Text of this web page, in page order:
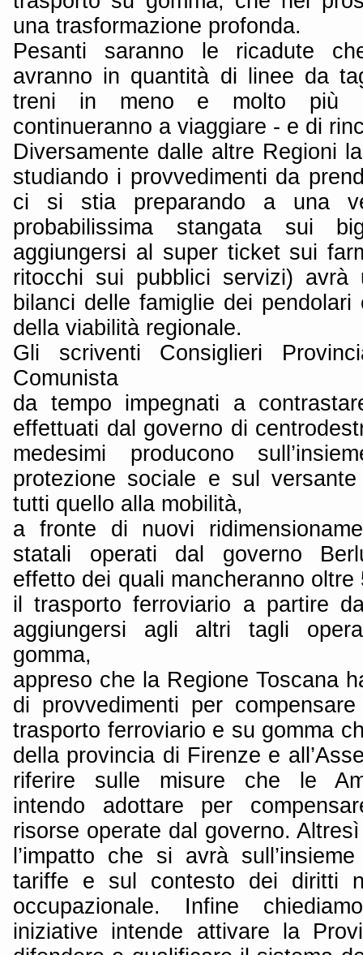
una trasformazione profonda.
Pesanti saranno le ricadute
avranno in quantità di linee da
treni in meno e molto più
continueranno a viaggiare - e di
Diversamente dalle altre Regioni
studiando i provvedimenti da
ci si stia preparando a una
probabilissima stangata sui
aggiungersi al super ticket sui
ritocchi sui pubblici servizi)
bilanci delle famiglie dei
della viabilità regionale.
Gli scriventi Consiglieri
Comunista
da tempo impegnati a
effettuati dal governo di
medesimi producono
protezione sociale e sul
tutti quello alla mobilità,
a fronte di nuovi
statali operati dal governo
effetto dei quali mancheranno
il trasporto ferroviario a partire
aggiungersi agli altri tagli
gomma,
appreso che la Regione Toscana
di provvedimenti per
trasporto ferroviario e su gomma
della provincia di Firenze e
riferire sulle misure che le
intendo adottare per
risorse operate dal governo.
l’impatto che si avrà
tariffe e sul contesto dei diritti
occupazionale. Infine
iniziative intende attivare la